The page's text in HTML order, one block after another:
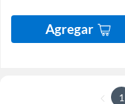
Agregar
1